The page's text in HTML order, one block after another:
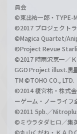
員会
©東出祐一郎・TYPE-
©2017 プロジェクト
©Magica Quartet/
©Project Revue
©2017 時雨沢恵一／
GGO Project illust.黒
TM ©TOHO CO., LTD.
©2014 榎宮祐・株式
ーゲーム・ノーライフ
©2011 5pb.／
©ミウラタダヒロ／集
©丸山くがね・ＫＡＤ